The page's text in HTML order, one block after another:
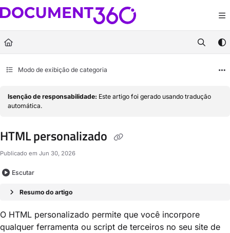
Documentation Index
Fetch the complete documentation index at:https://docs.document360.com/
Use this file to discover all available pages before exploring further.
Modo de exibição de categoria
Isenção de responsabilidade: Este artigo foi gerado usando tradução
automática.
HTML personalizado
Publicado em Jun 30, 2026
Escutar
Resumo do artigo
O HTML personalizado permite que você incorpore
qualquer ferramenta ou script de terceiros no seu site de